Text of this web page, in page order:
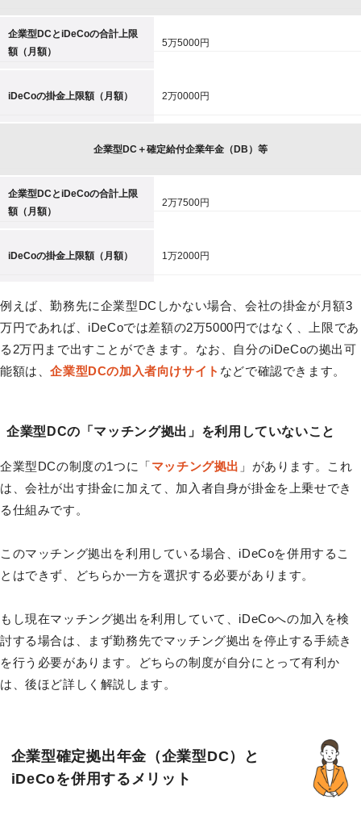
企業型DCとiDeCoの合計上限
額（月額）
5万5000円
iDeCoの掛金上限額（月額） 2万0000円
企業型DC＋確定給付企業年金（DB）等
企業型DCとiDeCoの合計上限
額（月額）
2万7500円
iDeCoの掛金上限額（月額） 1万2000円
例えば、勤務先に企業型DCしかない場合、会社の掛金が月額3
万円であれば、iDeCoでは差額の2万5000円ではなく、上限であ
る2万円まで出すことができます。なお、自分のiDeCoの拠出可
能額は、企業型DCの加入者向けサイト などで確認できます。
企業型DCの「マッチング拠出」を利用していないこと
企業型DCの制度の1つに「マッチング拠出 」があります。これ
は、会社が出す掛金に加えて、加入者自身が掛金を上乗せでき
る仕組みです。
このマッチング拠出を利用している場合、iDeCoを併用するこ
とはできず、どちらか一方を選択する必要があります。
もし現在マッチング拠出を利用していて、iDeCoへの加入を検
討する場合は、まず勤務先でマッチング拠出を停止する手続き
を行う必要があります。どちらの制度が自分にとって有利か
は、後ほど詳しく解説します。
企業型確定拠出年金（企業型DC）と
iDeCoを併用するメリット